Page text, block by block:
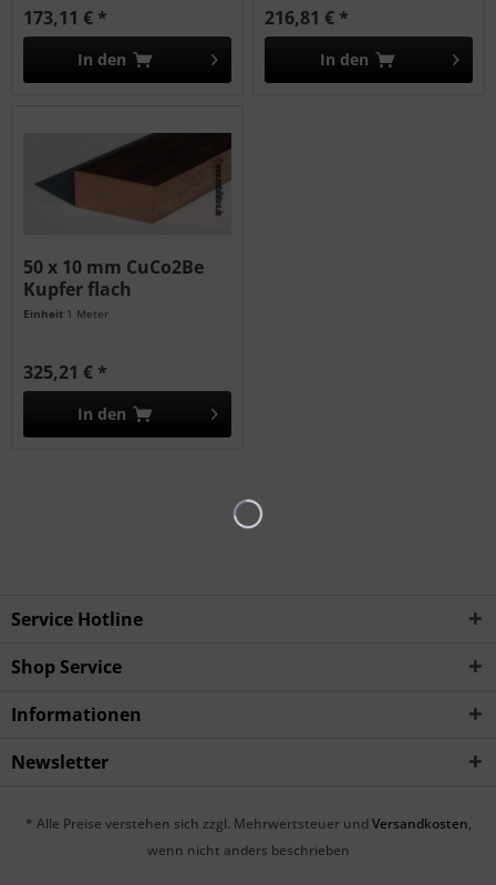
173,11 € *
In den
216,81 € *
In den
50 x 10 mm CuCo2Be
Kupfer flach
Einheit 1 Meter
325,21 € *
In den
Service Hotline
Shop Service
Informationen
Newsletter
* Alle Preise verstehen sich zzgl. Mehrwertsteuer und Versandkosten,
wenn nicht anders beschrieben